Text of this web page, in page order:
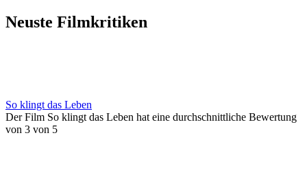
Neuste Filmkritiken
So klingt das Leben
Der Film So klingt das Leben hat eine durchschnittliche Bewertung
von 3 von 5